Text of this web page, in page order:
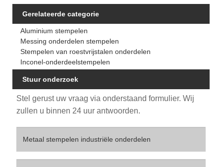
Gerelateerde categorie
Aluminium stempelen
Messing onderdelen stempelen
Stempelen van roestvrijstalen onderdelen
Inconel-onderdeelstempelen
Stuur onderzoek
Stel gerust uw vraag via onderstaand formulier. Wij
zullen u binnen 24 uur antwoorden.